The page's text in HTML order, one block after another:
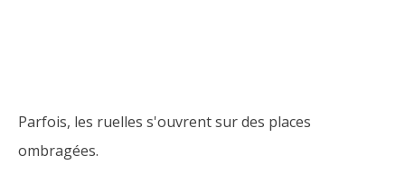
Parfois, les ruelles s'ouvrent sur des places
ombragées.